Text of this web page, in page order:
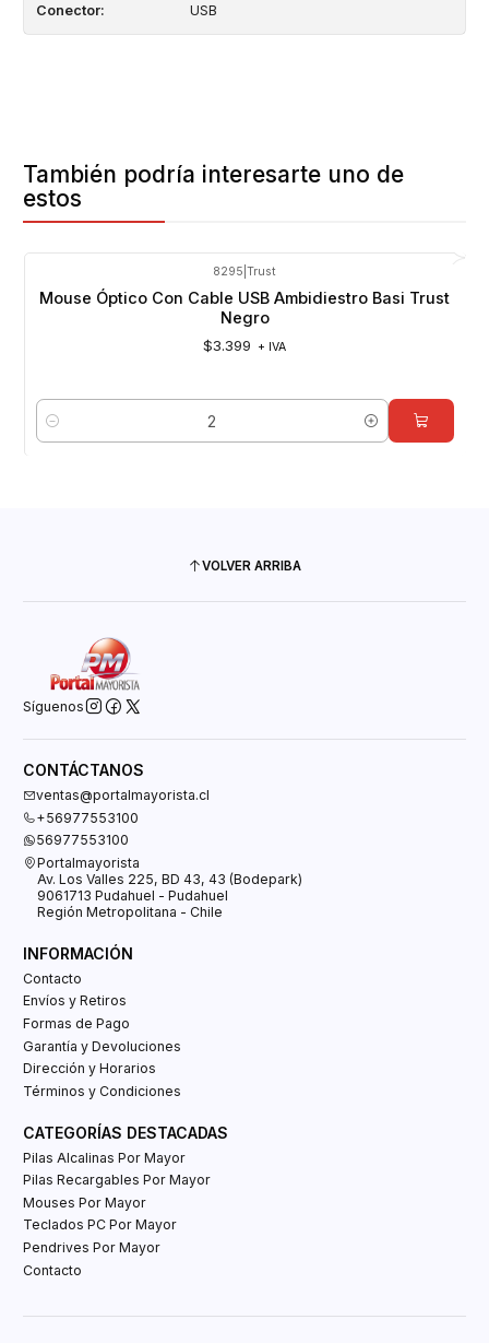
Conector: USB
También podría interesarte uno de
estos
8295 Trust
Mouse Óptico Con Cable USB Ambidiestro Basi Trust
Negro
$3.399 + IVA
Cantidad
VOLVER ARRIBA
Síguenos
CONTÁCTANOS
ventas@portalmayorista.cl
+56977553100
56977553100
Portalmayorista
Av. Los Valles 225, BD 43, 43 (Bodepark)
9061713 Pudahuel - Pudahuel
Región Metropolitana - Chile
INFORMACIÓN
Contacto
Envíos y Retiros
Formas de Pago
Garantía y Devoluciones
Dirección y Horarios
Términos y Condiciones
CATEGORÍAS DESTACADAS
Pilas Alcalinas Por Mayor
Pilas Recargables Por Mayor
Mouses Por Mayor
Teclados PC Por Mayor
Pendrives Por Mayor
Contacto